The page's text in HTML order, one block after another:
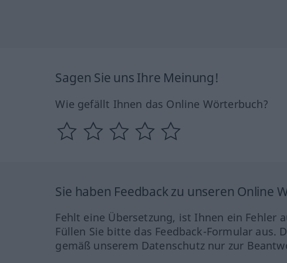
Sagen Sie uns Ihre Meinung!
Wie gefällt Ihnen das Online Wörterbuch?
Sie haben Feedback zu unseren Online
Fehlt eine Übersetzung, ist Ihnen ein Fehler
Füllen Sie bitte das Feedback-Formular
gemäß unserem Datenschutz nur zur